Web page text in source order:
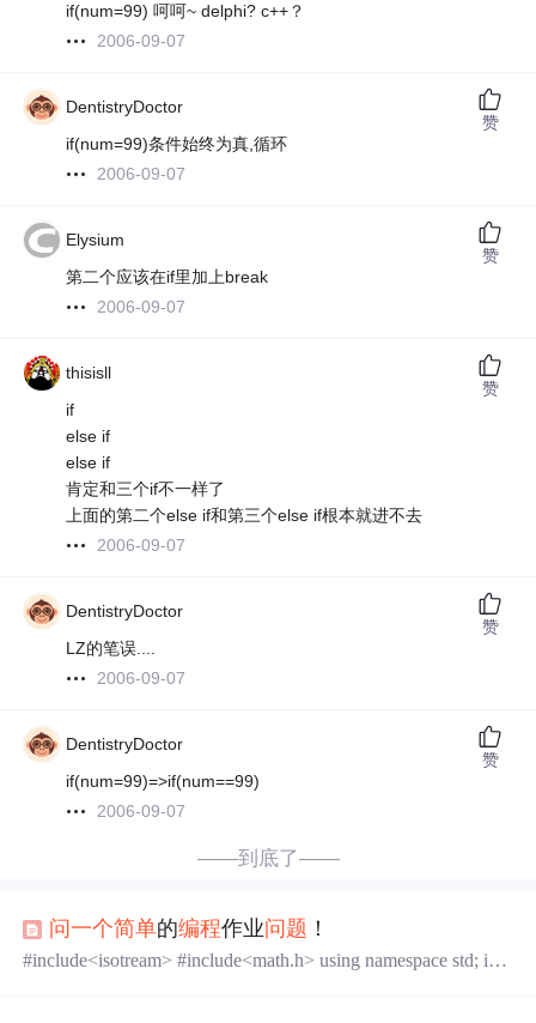
if(num=99) 呵呵~ delphi? c++？
2006-09-07
DentistryDoctor
if(num=99)条件始终为真,循环
2006-09-07
赞
Elysium
第二个应该在if里加上break
2006-09-07
赞
thisisll
if
else if
else if
肯定和三个if不一样了
上面的第二个else if和第三个else if根本就进不去
2006-09-07
赞
DentistryDoctor
LZ的笔误....
2006-09-07
赞
DentistryDoctor
if(num=99)=>if(num==99)
2006-09-07
赞
——到底了——
问一个简单的编程作业问 题 ！
#include<isotream> #include<math.h> using namespace std; int